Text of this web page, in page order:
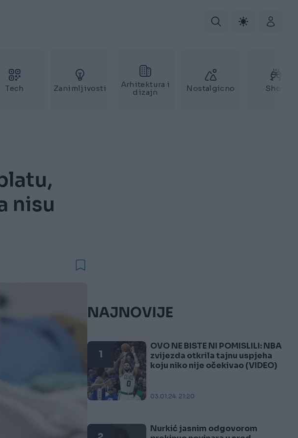
Tech Zanimljivosti
Arhitektura i
dizajn
Nostalgicno Show
nisu
NAJNOVIJE
1
OVO NE BISTE NI POMISLILI: NBA
zvijezda otkrila tajnu uspjeha
koju niko nije očekivao (VIDEO)
03.01.24. 21:20
Nurkić jasnim odgovorom